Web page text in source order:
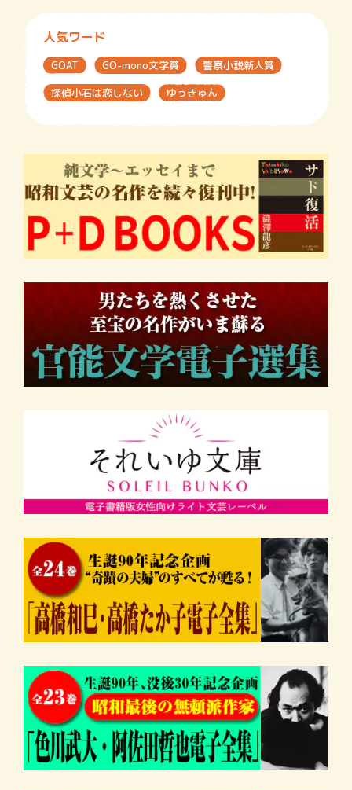
人気ワード
GOAT GO-mono文学賞
警察小説新人賞
探偵小石は恋しない
ゆっきゅん